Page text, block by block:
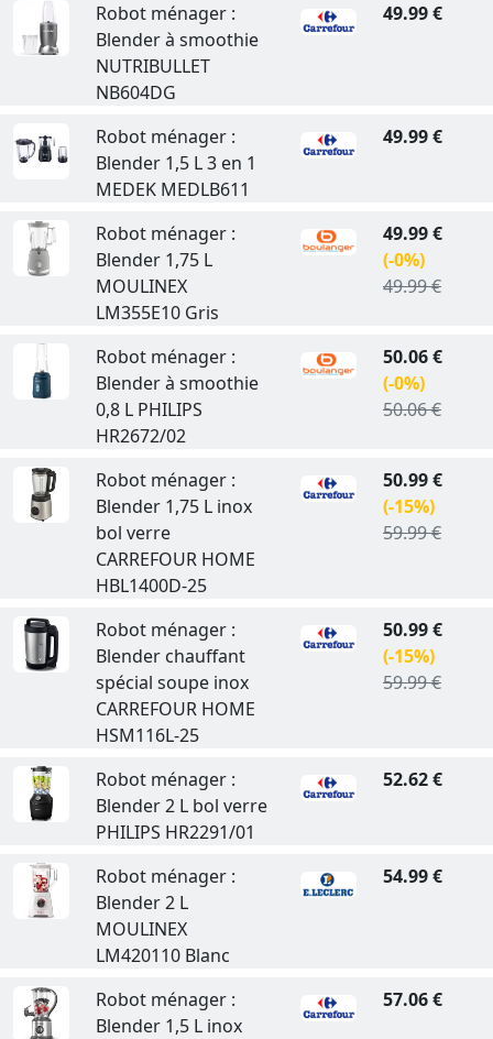
Robot ménager :
Blender à smoothie
NUTRIBULLET
NB604DG
49.99 €
Robot ménager :
Blender 1,5 L 3 en 1
MEDEK MEDLB611
49.99 €
Robot ménager :
Blender 1,75 L
MOULINEX
LM355E10 Gris
49.99 €
(-0%)
49.99 €
Robot ménager :
Blender à smoothie
0,8 L PHILIPS
HR2672/02
50.06 €
(-0%)
50.06 €
Robot ménager :
Blender 1,75 L inox
bol verre
CARREFOUR HOME
HBL1400D-25
50.99 €
(-15%)
59.99 €
Robot ménager :
Blender chauffant
spécial soupe inox
CARREFOUR HOME
HSM116L-25
50.99 €
(-15%)
59.99 €
Robot ménager :
Blender 2 L bol verre
PHILIPS HR2291/01
52.62 €
Robot ménager :
Blender 2 L
MOULINEX
LM420110 Blanc
54.99 €
Robot ménager :
Blender 1,5 L inox
57.06 €